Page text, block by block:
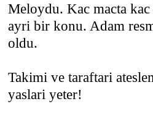
Meloydu. Kac macta
ayri bir konu. Adam
oldu.
Takimi ve taraftari
yaslari yeter!